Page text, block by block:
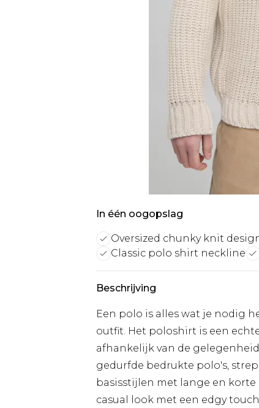
In één oogopslag
Oversized chunky knit
Classic polo shirt neckline
Beschrijving
Een polo is alles wat je nodig
outfit. Het poloshirt is een
afhankelijk van de
gedurfde bedrukte polo's,
basisstijlen met lange en
casual look met een edgy